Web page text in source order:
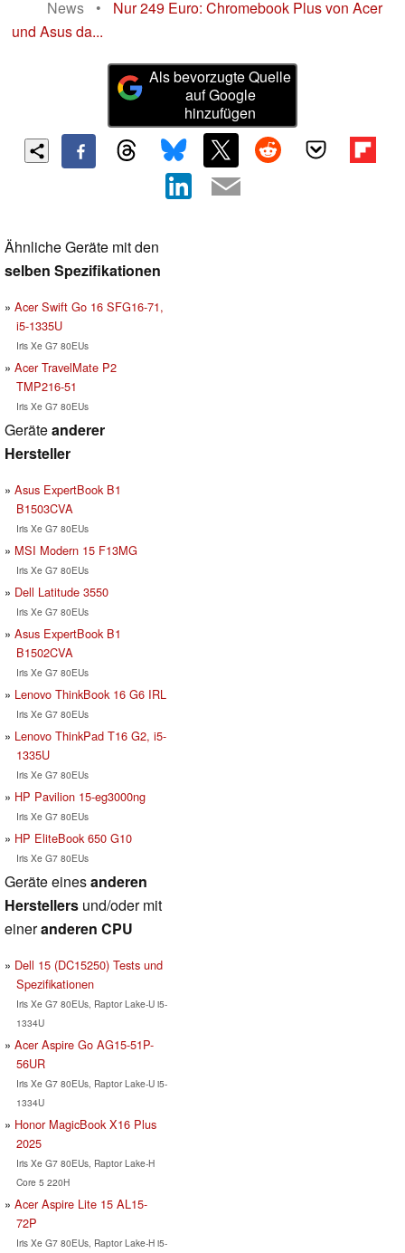
News •
Nur 249 Euro: Chromebook Plus von Acer
und Asus da...
Als bevorzugte Quelle
auf Google
hinzufügen
Ähnliche Geräte mit den
selben Spezifikationen
Acer Swift Go 16 SFG16-71,
i5-1335U
Iris Xe G7 80EUs
Acer TravelMate P2
TMP216-51
Iris Xe G7 80EUs
Geräteanderer
Hersteller
Asus ExpertBook B1
B1503CVA
Iris Xe G7 80EUs
MSI Modern 15 F13MG
Iris Xe G7 80EUs
Dell Latitude 3550
Iris Xe G7 80EUs
Asus ExpertBook B1
B1502CVA
Iris Xe G7 80EUs
Lenovo ThinkBook 16 G6 IRL
Iris Xe G7 80EUs
Lenovo ThinkPad T16 G2, i5-
1335U
Iris Xe G7 80EUs
HP Pavilion 15-eg3000ng
Iris Xe G7 80EUs
HP EliteBook 650 G10
Iris Xe G7 80EUs
Geräte einesanderen
Herstellers und/oder mit
eineranderen CPU
Dell 15 (DC15250) Tests und
Spezifikationen
Iris Xe G7 80EUs, Raptor Lake-U i5-
1334U
Acer Aspire Go AG15-51P-
56UR
Iris Xe G7 80EUs, Raptor Lake-U i5-
1334U
Honor MagicBook X16 Plus
2025
Iris Xe G7 80EUs, Raptor Lake-H
Core 5 220H
Acer Aspire Lite 15 AL15-
72P
Iris Xe G7 80EUs, Raptor Lake-H i5-